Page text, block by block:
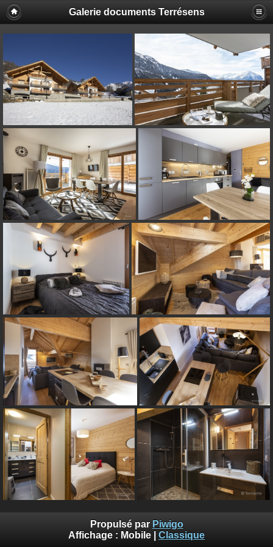
Galerie documents Terrésens
Propulsé par Piwigo
Affichage : Mobile Classique